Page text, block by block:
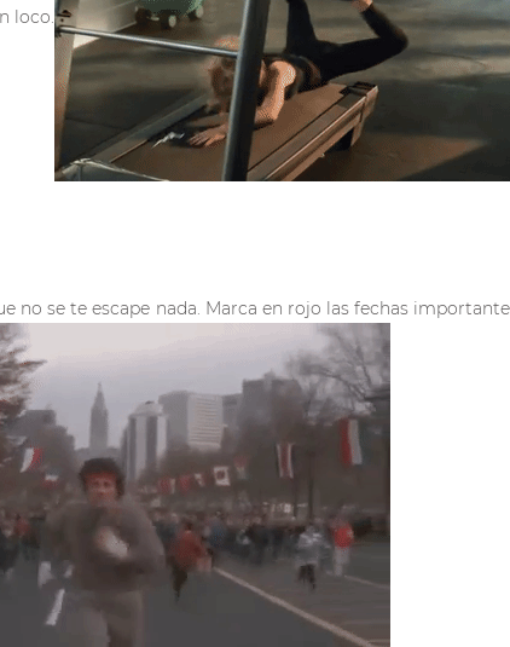
loco.
no se te escape nada. Marca en rojo las fechas